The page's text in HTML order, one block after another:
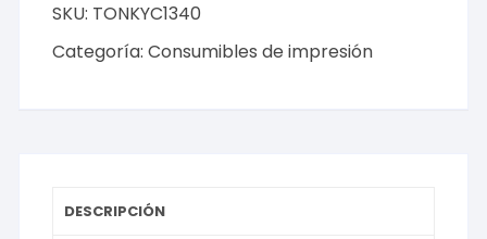
SKU: TONKYC1340
Categoría:Consumibles de impresión
DESCRIPCIÓN